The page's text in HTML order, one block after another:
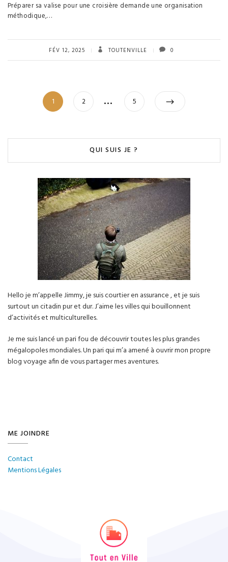
Préparer sa valise pour une croisière demande une organisation
méthodique,…
FÉV 12, 2025 TOUTENVILLE 0
Pagination
des
Page
1 Page
2 … Page
5
QUI SUIS JE ?
Hello je m’appelle Jimmy, je suis courtier en assurance , et je suis
surtout un citadin pur et dur. J’aime les villes qui bouillonnent
d’activités et multiculturelles.
Je me suis lancé un pari fou de découvrir toutes les plus grandes
mégalopoles mondiales. Un pari qui m’a amené à ouvrir mon propre
blog voyage afin de vous partager mes aventures.
ME JOINDRE
Contact
Mentions Légales